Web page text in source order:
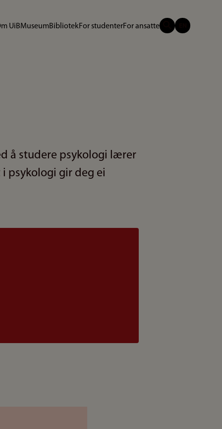
UiBMuseumBibliotekFor studenterFor ansatte
å studere psykologi lærer
psykologi gir deg ei